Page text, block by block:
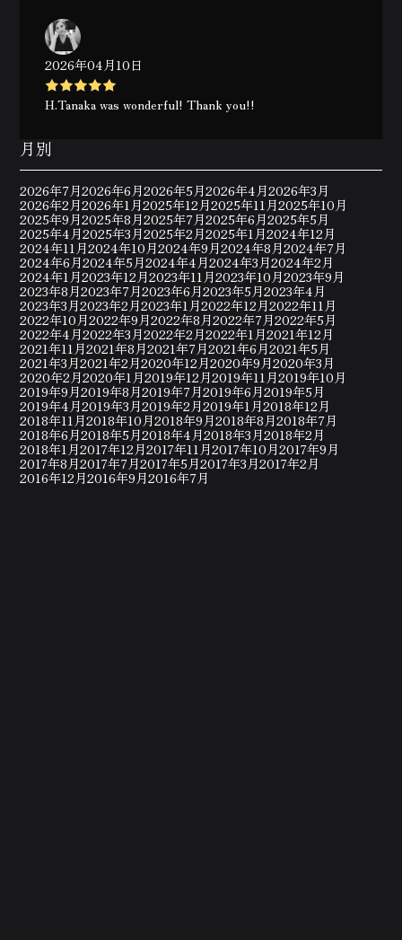
2026年04月10日
H.Tanaka was wonderful! Thank you!!
月別
2026年7月2026年6月2026年5月2026年4月2026年3月
2026年2月2026年1月2025年12月2025年11月2025年10月
2025年9月2025年8月2025年7月2025年6月2025年5月
2025年4月2025年3月2025年2月2025年1月2024年12月
2024年11月2024年10月2024年9月2024年8月2024年7月
2024年6月2024年5月2024年4月2024年3月2024年2月
2024年1月2023年12月2023年11月2023年10月2023年9月
2023年8月2023年7月2023年6月2023年5月2023年4月
2023年3月2023年2月2023年1月2022年12月2022年11月
2022年10月2022年9月2022年8月2022年7月2022年5月
2022年4月2022年3月2022年2月2022年1月2021年12月
2021年11月2021年8月2021年7月2021年6月2021年5月
2021年3月2021年2月2020年12月2020年9月2020年3月
2020年2月2020年1月2019年12月2019年11月2019年10月
2019年9月2019年8月2019年7月2019年6月2019年5月
2019年4月2019年3月2019年2月2019年1月2018年12月
2018年11月2018年10月2018年9月2018年8月2018年7月
2018年6月2018年5月2018年4月2018年3月2018年2月
2018年1月2017年12月2017年11月2017年10月2017年9月
2017年8月2017年7月2017年5月2017年3月2017年2月
2016年12月2016年9月2016年7月